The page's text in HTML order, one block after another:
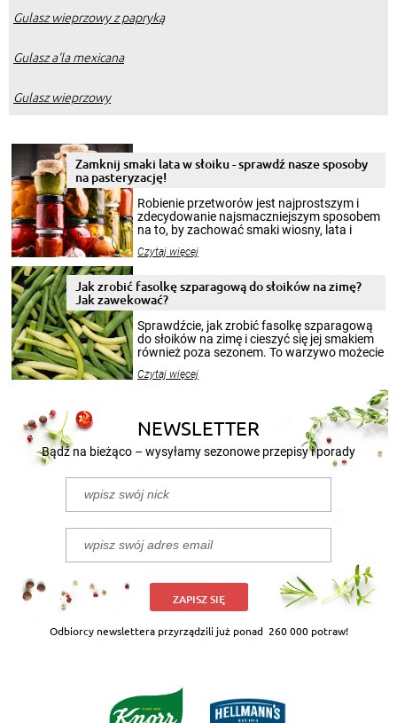
Gulasz wieprzowy z papryką
Gulasz a'la mexicana
Gulasz wieprzowy
Zamknij smaki lata w słoiku - sprawdź nasze sposoby
na pasteryzację!
Robienie przetworów jest najprostszym i
zdecydowanie najsmaczniejszym sposobem
na to, by zachować smaki wiosny, lata i
krajobrazów, by cieszyć nimi oko w sezonie
pełni poczuć atmosferę cieplejszych
miesięcy. Przygotowanie słoików ze
patenty, które pozwolą zachować świeżość
przetworów.
Czytaj więcej
Jak zrobić fasolkę szparagową do słoików na zimę?
Jak zawekować?
Sprawdźcie, jak zrobić fasolkę szparagową
do słoików na zimę i cieszyć się jej smakiem
również poza sezonem. To warzywo możecie
nasze propozycje!
Czytaj więcej
NEWSLETTER
Bądź na bieżąco – wysyłamy sezonowe przepisy i porady
ZAPISZ SIĘ
Odbiorcy newslettera przyrządzili już ponad 260 000 potraw!